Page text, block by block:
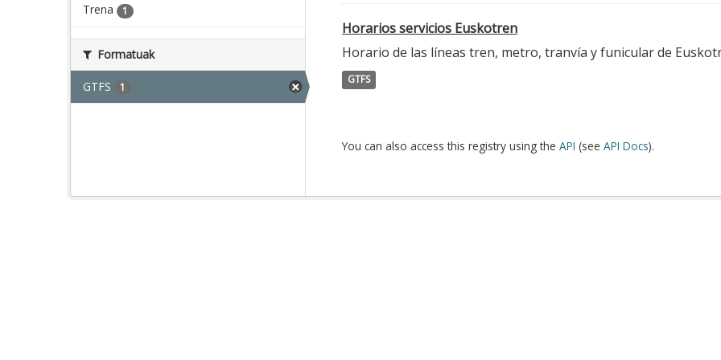
Trena 1
Formatuak
GTFS 1
Horarios servicios Euskotren
Horario de las líneas tren, metro, tranvía y funicular de
GTFS
You can also access this registry using the API (see API Docs).